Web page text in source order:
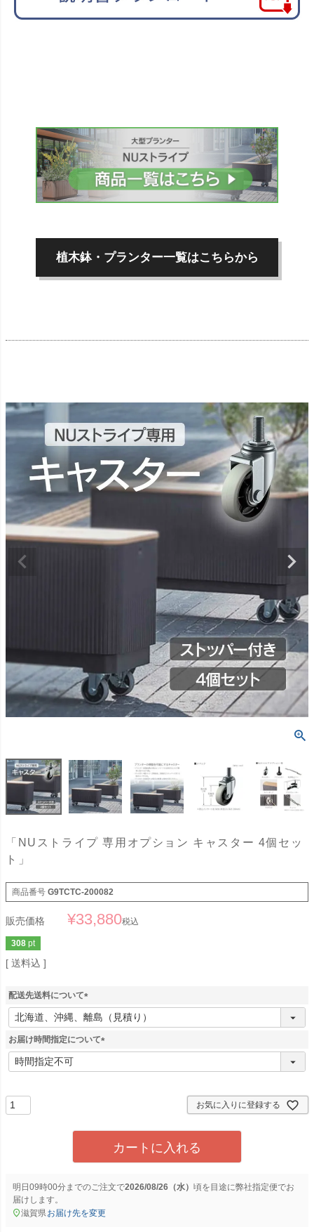
植木鉢・プランター一覧はこちらから
「NUストライプ 専用オプション キャスター 4個セッ
ト」
商品番号 G9TCTC-200082
販売価格 ¥33,880税込
308 pt
送料込
配送先送料について
(
必
須
お届け時間指定について
(
お気に入りに登録する
カートに入れる
明日 09時00分までのご注文で2026/08/26（水） に弊社指定便でお
届けします。
滋賀県お届け先を変更